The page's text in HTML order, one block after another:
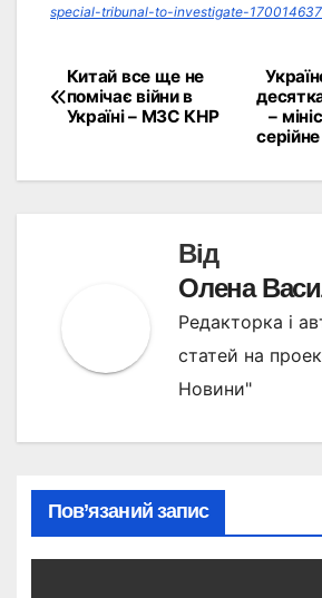
special-tribunal-to-investigate-
Навігація
записів
–
Китай все ще не
помічає війни в
Україні – МЗС КНР
Від
Олена
Редакторка і
статей на
Новини"
Пов’язаний запис